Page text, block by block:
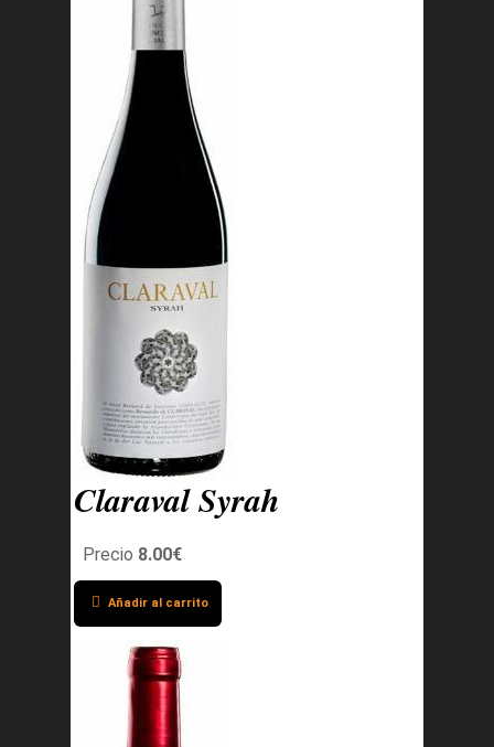
Claraval Syrah
Precio 8.00€
Añadir al carrito